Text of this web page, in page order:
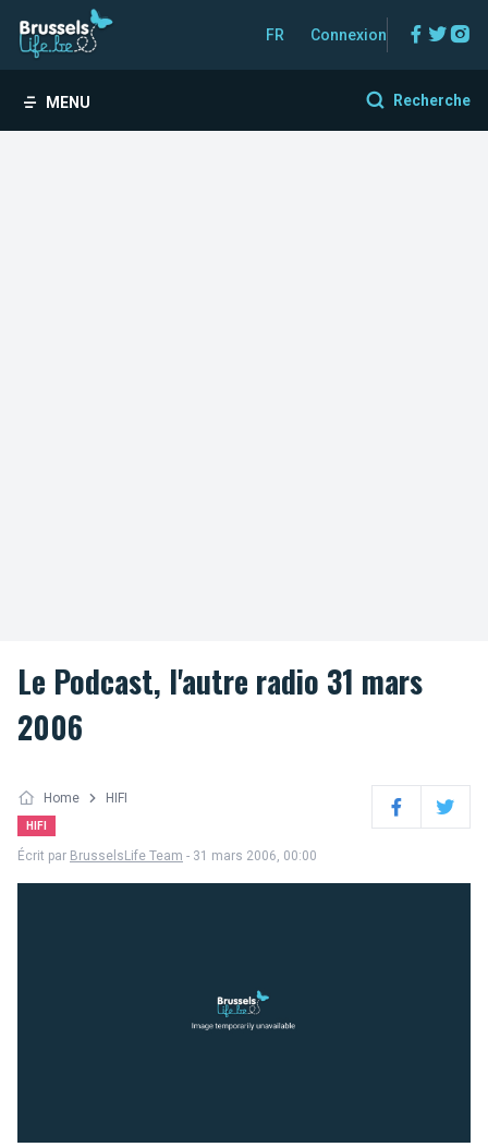
FR Connexion
MENU Recherche
Le Podcast, l'autre radio 31 mars
2006
Home HIFI
HIFI FacebookTwitter
Écrit par BrusselsLife Team - 31 mars 2006, 00:00